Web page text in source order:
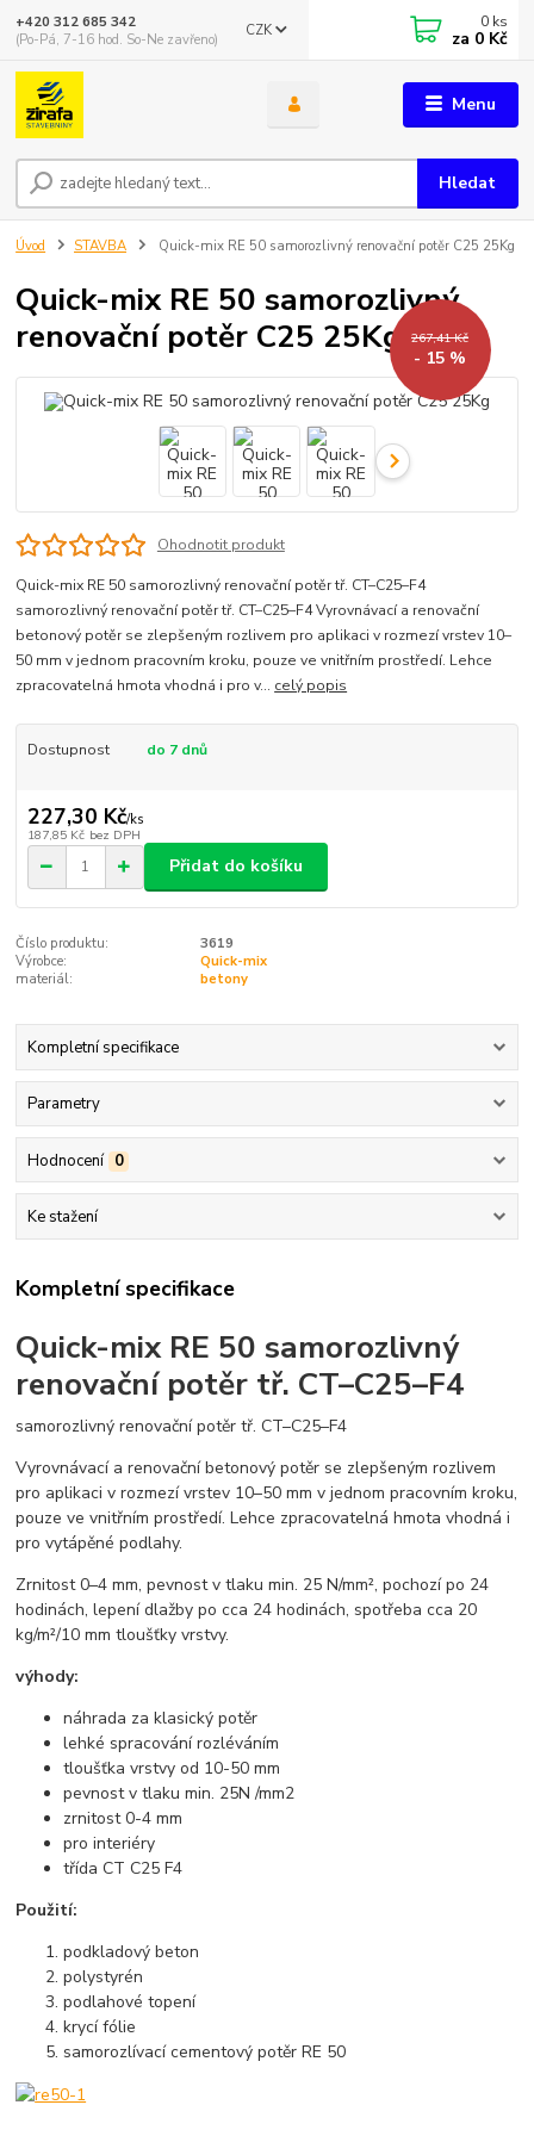
Menu
CZK
Hledat
+420 312 685 342
(Po-Pá, 7-16 hod. So-Ne zavřeno)
0 ks
za 0 Kč
Úvod STAVBA Quick-mix RE 50 samorozlivný renovační potěr C25 25Kg
Quick-mix RE 50 samorozlivný
renovační potěr C25 25Kg
267,41 Kč
- 15 %
Ohodnotit produkt
Quick-mix RE 50 samorozlivný renovační potěr tř. CT–C25–F4
samorozlivný renovační potěr tř. CT–C25–F4 Vyrovnávací a renovační
betonový potěr se zlepšeným rozlivem pro aplikaci v rozmezí vrstev 10–
50 mm v jednom pracovním kroku, pouze ve vnitřním prostředí. Lehce
zpracovatelná hmota vhodná i pro v... celý popis
Dostupnost do 7 dnů
227,30 Kč/ks
187,85 Kč bez DPH
Přidat do košíku
Číslo produktu:
3619
Výrobce:
Quick-mix
materiál:
betony
Kompletní specifikace
Parametry
Hodnocení 0
Ke stažení
Kompletní specifikace
Quick-mix RE 50 samorozlivný
renovační potěr tř. CT–C25–F4
samorozlivný renovační potěr tř. CT–C25–F4
Vyrovnávací a renovační betonový potěr se zlepšeným rozlivem
pro aplikaci v rozmezí vrstev 10–50 mm v jednom pracovním kroku,
pouze ve vnitřním prostředí. Lehce zpracovatelná hmota vhodná i
pro vytápěné podlahy.
Zrnitost 0–4 mm, pevnost v tlaku min. 25 N/mm², pochozí po 24
hodinách, lepení dlažby po cca 24 hodinách, spotřeba cca 20
kg/m²/10 mm tloušťky vrstvy.
výhody:
náhrada za klasický potěr
lehké spracování rozléváním
tloušťka vrstvy od 10-50 mm
pevnost v tlaku min. 25N /mm2
zrnitost 0-4 mm
pro interiéry
třída CT C25 F4
Použití:
podkladový beton
polystyrén
podlahové topení
krycí fólie
samorozlívací cementový potěr RE 50